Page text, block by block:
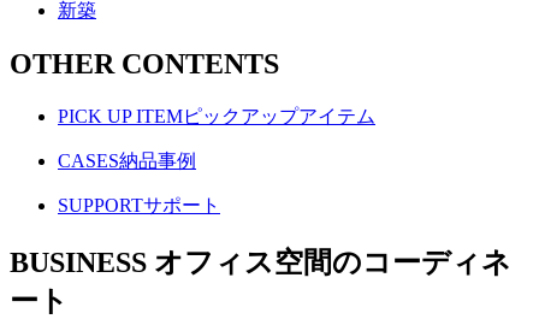
新築
OTHER CONTENTS
PICK UP ITEMピックアップアイテム
CASES納品事例
SUPPORTサポート
BUSINESS オフィス空間のコーディネ
ート